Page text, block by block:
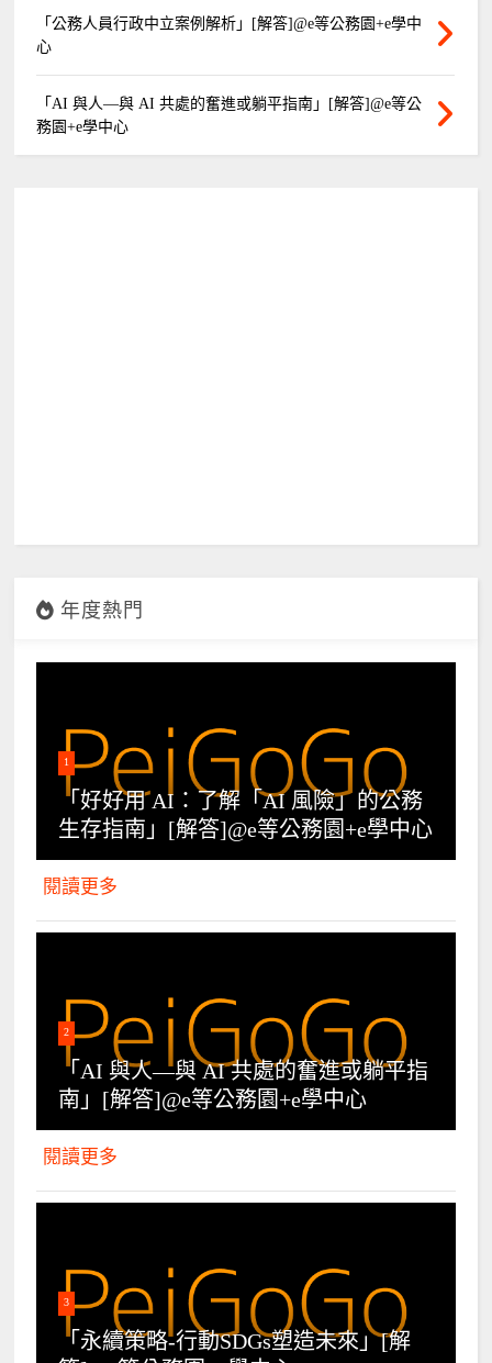
「公務人員行政中立案例解析」[解答]@e等公務園+e學中
心
「AI 與人—與 AI 共處的奮進或躺平指南」[解答]@e等公
務園+e學中心
年度熱門
1
「好好用 AI：了解「AI 風險」的公務
生存指南」[解答]@e等公務園+e學中心
閱讀更多
2
「AI 與人—與 AI 共處的奮進或躺平指
南」[解答]@e等公務園+e學中心
閱讀更多
3
「永續策略-行動SDGs塑造未來」[解